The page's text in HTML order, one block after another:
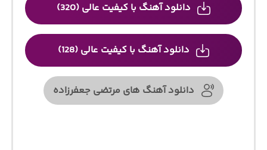
دانلود آهنگ با کیفیت عالی (320)
دانلود آهنگ با کیفیت عالی (128)
دانلود آهنگ های مرتضی جعفرزاده